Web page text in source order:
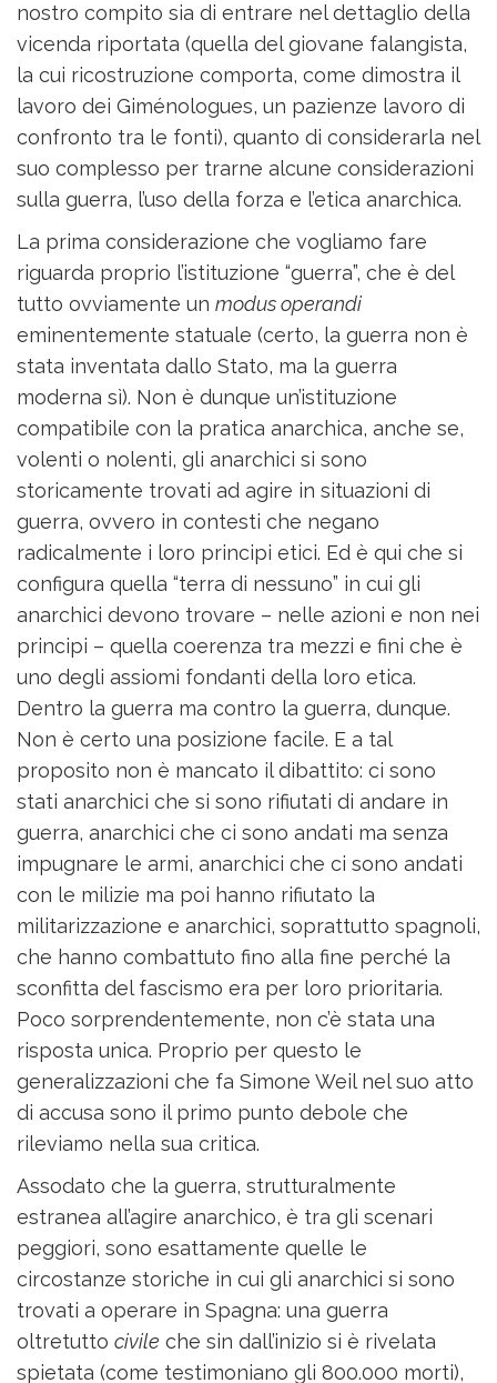
nostro compito sia di entrare nel dettaglio della
vicenda riportata (quella del giovane falangista,
la cui ricostruzione comporta, come dimostra il
lavoro dei Giménologues, un pazienze lavoro di
confronto tra le fonti), quanto di considerarla nel
suo complesso per trarne alcune considerazioni
sulla guerra, l’uso della forza e l’etica anarchica.
La prima considerazione che vogliamo fare
riguarda proprio l’istituzione “guerra”, che è del
tutto ovviamente un modus operandi
eminentemente statuale (certo, la guerra non è
stata inventata dallo Stato, ma la guerra
moderna sì). Non è dunque un’istituzione
compatibile con la pratica anarchica, anche se,
volenti o nolenti, gli anarchici si sono
storicamente trovati ad agire in situazioni di
guerra, ovvero in contesti che negano
radicalmente i loro principi etici. Ed è qui che si
configura quella “terra di nessuno” in cui gli
anarchici devono trovare – nelle azioni e non nei
principi – quella coerenza tra mezzi e fini che è
uno degli assiomi fondanti della loro etica.
Dentro la guerra ma contro la guerra, dunque.
Non è certo una posizione facile. E a tal
proposito non è mancato il dibattito: ci sono
stati anarchici che si sono rifiutati di andare in
guerra, anarchici che ci sono andati ma senza
impugnare le armi, anarchici che ci sono andati
con le milizie ma poi hanno rifiutato la
militarizzazione e anarchici, soprattutto spagnoli,
che hanno combattuto fino alla fine perché la
sconfitta del fascismo era per loro prioritaria.
Poco sorprendentemente, non c’è stata una
risposta unica. Proprio per questo le
generalizzazioni che fa Simone Weil nel suo atto
di accusa sono il primo punto debole che
rileviamo nella sua critica.
Assodato che la guerra, strutturalmente
estranea all’agire anarchico, è tra gli scenari
peggiori, sono esattamente quelle le
circostanze storiche in cui gli anarchici si sono
trovati a operare in Spagna: una guerra
oltretutto civile che sin dall’inizio si è rivelata
spietata (come testimoniano gli 800.000 morti),